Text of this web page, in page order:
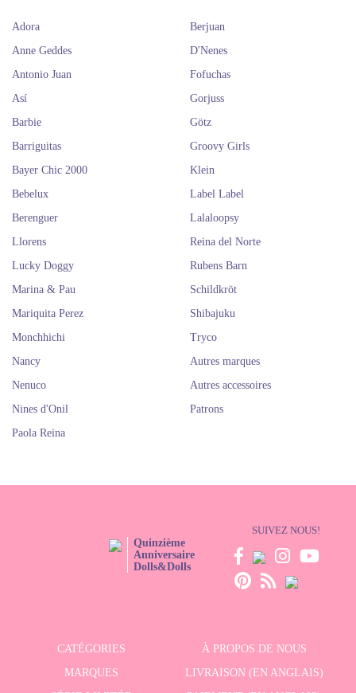
Adora
Anne Geddes
Antonio Juan
Así
Barbie
Barriguitas
Bayer Chic 2000
Bebelux
Berenguer
Berjuan
D'Nenes
Fofuchas
Gorjuss
Götz
Groovy Girls
Klein
Label Label
Lalaloopsy
Llorens
Lucky Doggy
Marina & Pau
Mariquita Perez
Monchhichi
Nancy
Nenuco
Nines d'Onil
Paola Reina
Reina del Norte
Rubens Barn
Schildkröt
Shibajuku
Tryco
Autres marques
Autres accessoires
Patrons
Quinzième
Anniversaire
Dolls&Dolls
SUIVEZ NOUS!
CATÉGORIES
À PROPOS DE NOUS
MARQUES
LIVRAISON (EN ANGLAIS)